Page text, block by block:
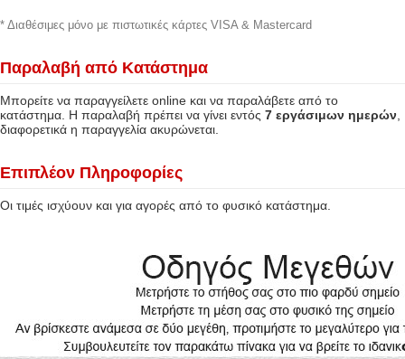
* Διαθέσιμες μόνο με πιστωτικές κάρτες VISA & Mastercard
Παραλαβή από Κατάστημα
Μπορείτε να παραγγείλετε online και να παραλάβετε από το
κατάστημα. Η παραλαβή πρέπει να γίνει εντός 7 εργάσιμων ημερών
διαφορετικά η παραγγελία ακυρώνεται.
Επιπλέον Πληροφορίες
Οι τιμές ισχύουν και για αγορές από το φυσικό κατάστημα.